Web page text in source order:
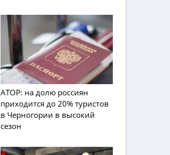
АТОР: на долю россиян
приходится до 20% туристов
в Черногории в высокий
сезон